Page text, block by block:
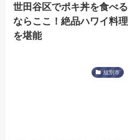
世田谷区でポキ丼を食べる
ならここ！絶品ハワイ料理
を堪能
紋別市